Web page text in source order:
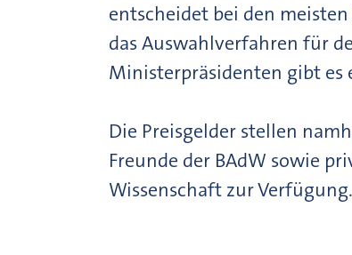
entscheidet bei den
das Auswahlverfahren für
Ministerpräsidenten gibt es
Die Preisgelder stellen
Freunde der BAdW sowie
Wissenschaft zur Verfügung.